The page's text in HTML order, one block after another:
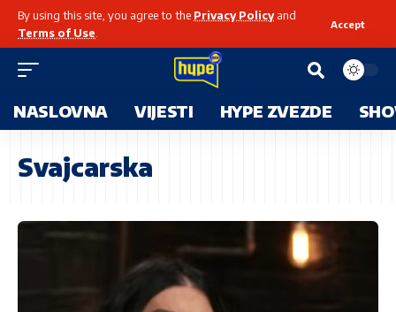
By using this site, you agree to the Privacy Policyand
Terms of Use
Accept
NASLOVNA VIJESTI HYPE ZVEZDE
Svajcarska